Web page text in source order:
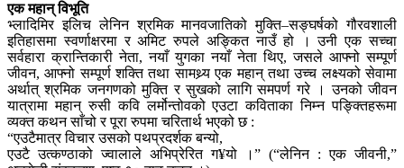
एक महान् विभूति
भ्लादिमिर इलिच लेनिन श्रमिक मानवजातिको मुक्ति–सङ्घर्षको गौरवशाली
इतिहासमा स्वर्णाक्षरमा र अमिट रुपले अङ्कित नाउँ हो । उनी एक सच्चा
सर्वहारा क्रान्तिकारी नेता, नयाँ युगका नयाँ नेता थिए, जसले आफ्नो सम्पूर्ण
जीवन, आफ्नो सम्पूर्ण शक्ति तथा सामथ्र्य एक महान् तथा उच्च लक्ष्यको सेवामा
अर्थात् श्रमिक जनगणको मुक्ति र सुखको लागि समपर्ण गरे । उनको जीवन
यात्रामा महान् रुसी कवि लर्मोन्तोवको एउटा कविताका निम्न पङ्क्तिहरूमा
व्यक्त कथन साँचो र पूरा रुपमा चरितार्थ भएको छ :
“एउटैमात्र विचार उसको पथप्रदर्शक बन्यो,
एउटै उत्कण्ठाको ज्वालाले अभिप्रेरित ग¥यो ।” (“लेनिन : एक जीवनी,”